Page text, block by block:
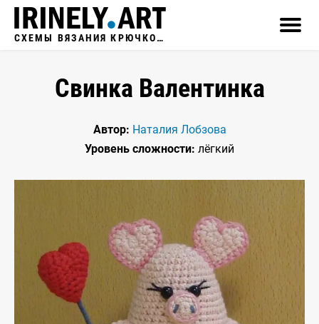
СХЕМЫ ВЯЗАНИЯ КРЮЧКОМ
Свинка Валентинка
Автор: Наталия Лобзова
Уровень сложности: лёгкий